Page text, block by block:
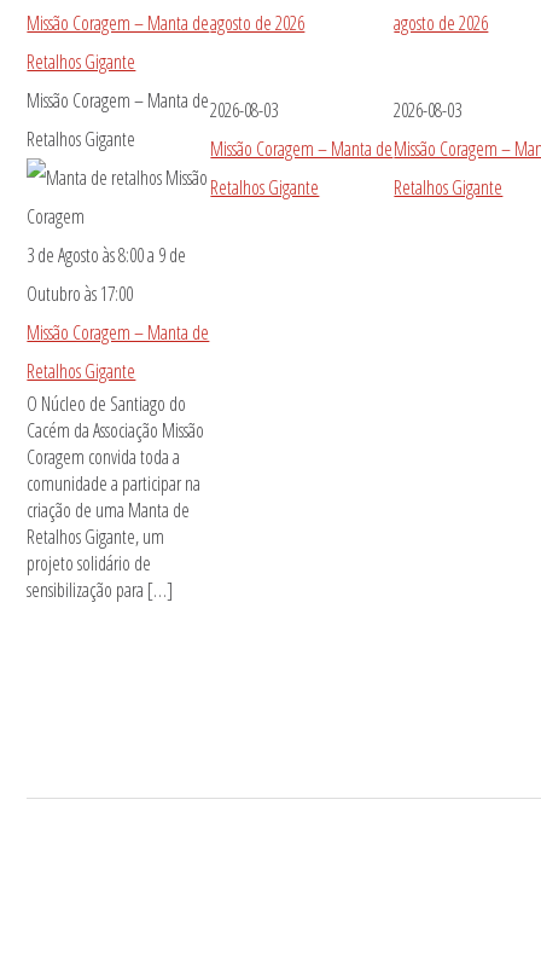
Missão Coragem – Manta de
Retalhos Gigante
Missão Coragem – Manta de
Retalhos Gigante
3 de Agosto às 8:00a 9 de
Outubro às 17:00
Missão Coragem – Manta de
Retalhos Gigante
O Núcleo de Santiago do
Cacém da Associação Missão
Coragem convida toda a
comunidade a participar na
criação de uma Manta de
Retalhos Gigante, um
projeto solidário de
sensibilização para […]
agosto de 2026
2026-08-03
Missão Coragem – Manta de
Retalhos Gigante
agosto de 2026
2026-08-03
Missão Coragem –
Retalhos Gigante